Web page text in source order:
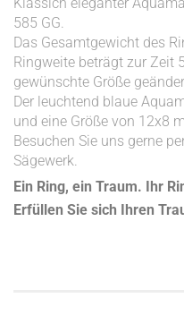
585 GG.
Das Gesamtgewicht des
Ringweite beträgt zur Zeit
gewünschte Größe
Der leuchtend blaue
und eine Größe von 12x8
Besuchen Sie uns gerne
Sägewerk.
Ein Ring, ein Traum. Ihr
Erfüllen Sie sich Ihren